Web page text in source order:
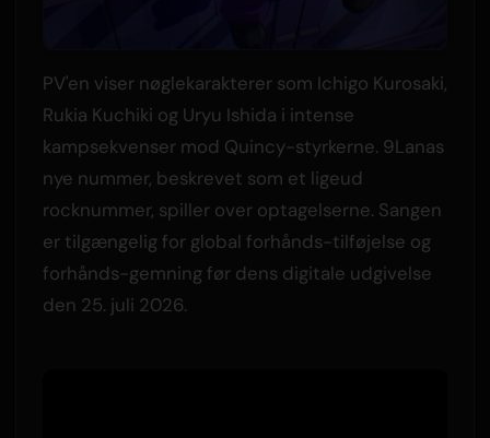
PV'en viser nøglekarakterer som Ichigo Kurosaki,
Rukia Kuchiki og Uryu Ishida i intense
kampsekvenser mod Quincy-styrkerne. 9Lanas
nye nummer, beskrevet som et ligeud
rocknummer, spiller over optagelserne. Sangen
er tilgængelig for global forhånds-tilføjelse og
forhånds-gemning før dens digitale udgivelse
den 25. juli 2026.